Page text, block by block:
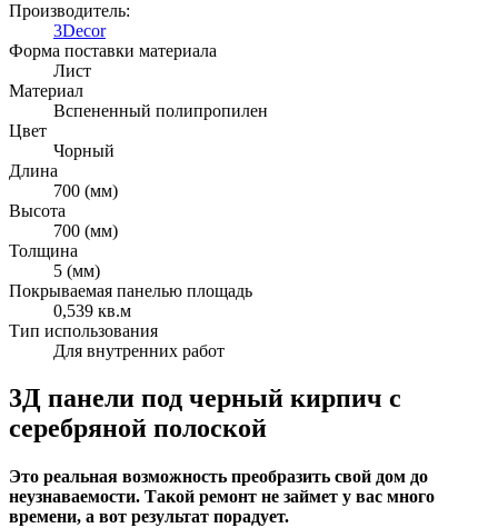
Производитель:
3Decor
Форма поставки материала
Лист
Материал
Вспененный полипропилен
Цвет
Чорный
Длина
700 (мм)
Высота
700 (мм)
Толщина
5 (мм)
Покрываемая панелью площадь
0,539 кв.м
Тип использования
Для внутренних работ
3Д панели под черный кирпич с
серебряной полоской
Это реальная возможность преобразить свой дом до
неузнаваемости. Такой ремонт не займет у вас много
времени, а вот результат порадует.